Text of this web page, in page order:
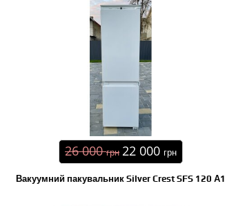
26 000грн 22 000 грн
Вакуумний пакувальник Silver Crest SFS 120 А1